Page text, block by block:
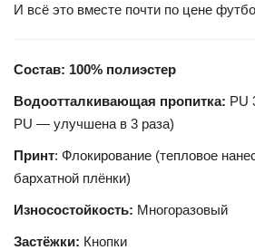
И всё это вместе почти по цене
Состав: 100% полиэстер
Водоотталкивающая пропитка: PU
PU — улучшена в 3 раза)
Принт: Флокирование (тепловое
бархатной плёнки)
Износостойкость: Многоразовый
Застёжки: Кнопки